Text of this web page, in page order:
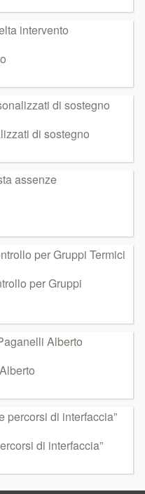
di sostegno
per Gruppi
di interfaccia”